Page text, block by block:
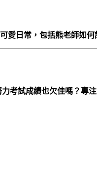
愛日常，包括熊老師如
考試成績也欠佳嗎？專